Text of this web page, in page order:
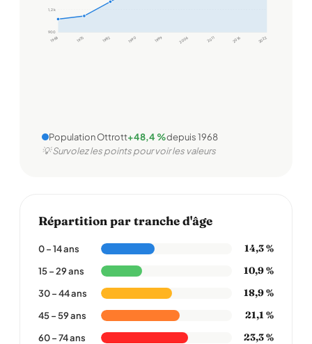
900
1,2 k
1968 1975 1982 1990 1999 2006 2011 2016 2022
Population Ottrott+48,4 %depuis 1968
💡 Survolez les points pour voir les valeurs
Répartition par tranche d'âge
0 – 14 ans 14,3 %
15 – 29 ans 10,9 %
30 – 44 ans 18,9 %
45 – 59 ans 21,1 %
60 – 74 ans 23,3 %